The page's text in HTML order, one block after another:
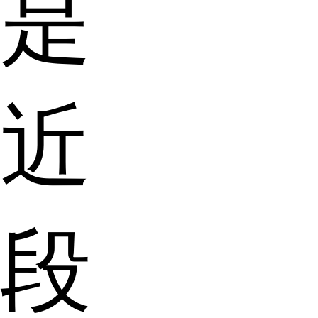
是
近
段